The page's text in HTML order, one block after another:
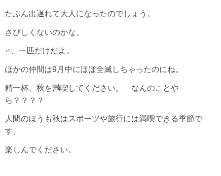
たぶん出遅れて大人になったのでしょう。
さびしくないのかな。
♂、一匹だけだよ。
ほかの仲間は9月中にほぼ全滅しちゃったのにね。
精一杯、秋を満喫してください。 なんのことや
ら？？？？
人間のほうも秋はスポーツや旅行には満喫できる季節で
す。
楽しんでください。